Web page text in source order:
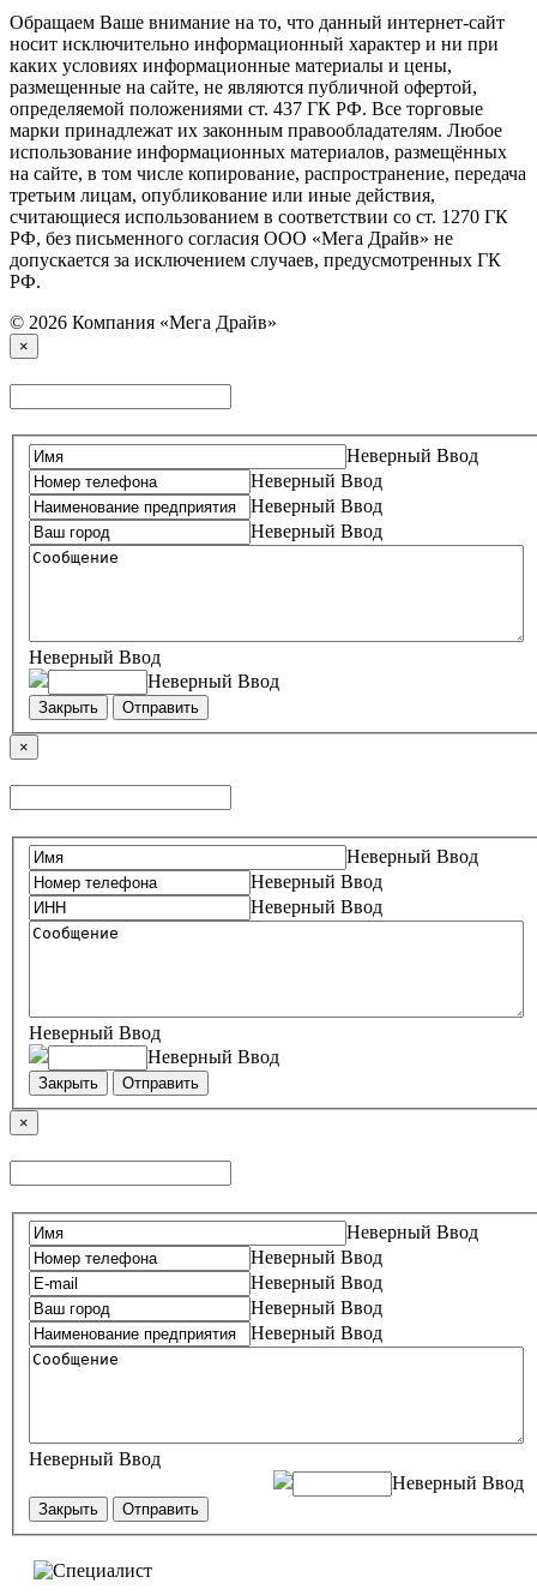
Обращаем Ваше внимание на то, что данный интернет-сайт
носит исключительно информационный характер и ни при
каких условиях информационные материалы и цены,
размещенные на сайте, не являются публичной офертой,
определяемой положениями ст. 437 ГК РФ. Все торговые
марки принадлежат их законным правообладателям. Любое
использование информационных материалов, размещённых
на сайте, в том числе копирование, распространение, передача
третьим лицам, опубликование или иные действия,
считающиеся использованием в соответствии со ст. 1270 ГК
РФ, без письменного согласия ООО «Мега Драйв» не
допускается за исключением случаев, предусмотренных ГК
РФ.
© 2026 Компания «Мега Драйв»
×
Неверный Ввод
Неверный Ввод
Неверный Ввод
Неверный Ввод
Неверный Ввод
Неверный Ввод
Закрыть Отправить
×
Неверный Ввод
Неверный Ввод
Неверный Ввод
Неверный Ввод
Неверный Ввод
Закрыть Отправить
×
Неверный Ввод
Неверный Ввод
Неверный Ввод
Неверный Ввод
Неверный Ввод
Неверный Ввод
Неверный Ввод
Закрыть Отправить